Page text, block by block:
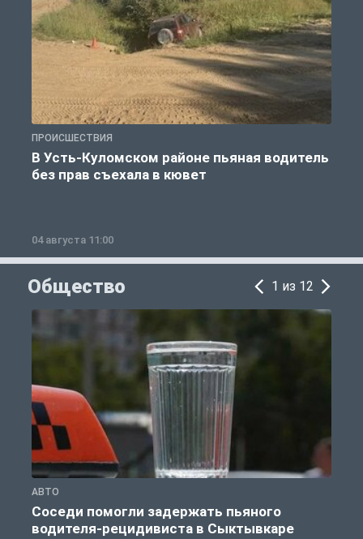
ПРОИСШЕСТВИЯ
В Усть-Куломском районе пьяная водитель
без прав съехала в кювет
04 августа 11:00
Общество 1 из 12
АВТО
Соседи помогли задержать пьяного
водителя-рецидивиста в Сыктывкаре